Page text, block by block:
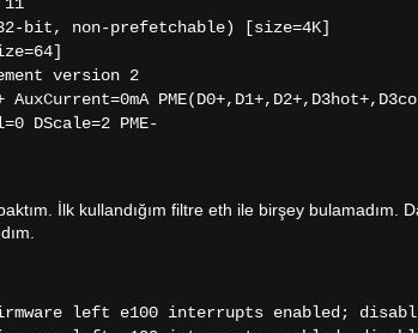
bit, non-prefetchable) [size=4K]
version 2
PME-
İlk kullandığım filtre eth ile birşey bulamadım.
left e100 interrupts enabled;